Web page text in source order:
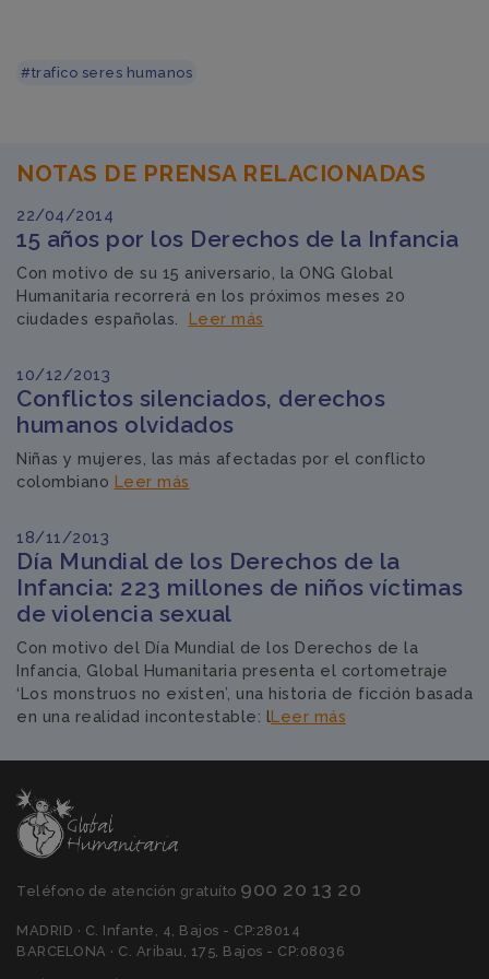
#trafico seres humanos
NOTAS DE PRENSA RELACIONADAS
22/04/2014
15 años por los Derechos de la Infancia
Con motivo de su 15 aniversario, la ONG Global
Humanitaria recorrerá en los próximos meses 20
ciudades españolas. Leer más
10/12/2013
Conflictos silenciados, derechos
humanos olvidados
Niñas y mujeres, las más afectadas por el conflicto
colombiano Leer más
18/11/2013
Día Mundial de los Derechos de la
Infancia: 223 millones de niños víctimas
de violencia sexual
Con motivo del Día Mundial de los Derechos de la
Infancia, Global Humanitaria presenta el cortometraje
‘Los monstruos no existen’, una historia de ficción basada
en una realidad incontestable: lLeer más
Teléfono de atención gratuíto 900 20 13 20
MADRID · C. Infante, 4, Bajos - CP:28014
BARCELONA · C. Aribau, 175, Bajos - CP:08036